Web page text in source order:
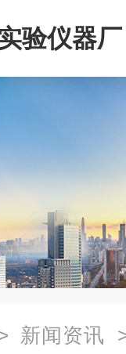
验仪器厂
新闻资讯